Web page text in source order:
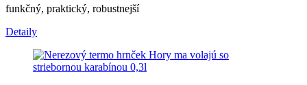
funkčný, praktický, robustnejší
Detaily